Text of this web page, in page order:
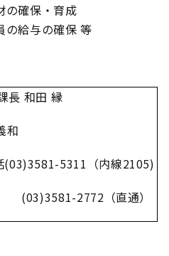
の確保・育成
の給与の確保 等
長 和田 縁
和
(03)3581-5311 （内線2105)
(03)3581-2772 （直通）